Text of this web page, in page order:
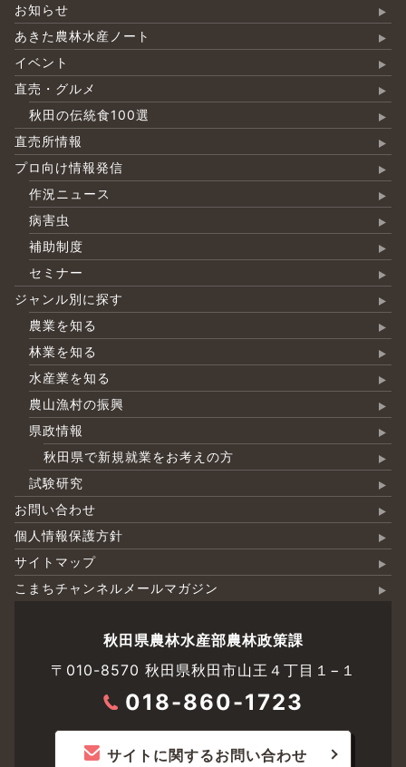
お知らせ
あきた農林水産ノート
イベント
直売・グルメ
秋田の伝統食100選
直売所情報
プロ向け情報発信
作況ニュース
病害虫
補助制度
セミナー
ジャンル別に探す
農業を知る
林業を知る
水産業を知る
農山漁村の振興
県政情報
秋田県で新規就業をお考えの方
試験研究
お問い合わせ
個人情報保護方針
サイトマップ
こまちチャンネルメールマガジン
秋田県農林水産部農林政策課
〒010-8570 秋田県秋田市山王４丁目１−１
018-860-1723
サイトに関するお問い合わせ